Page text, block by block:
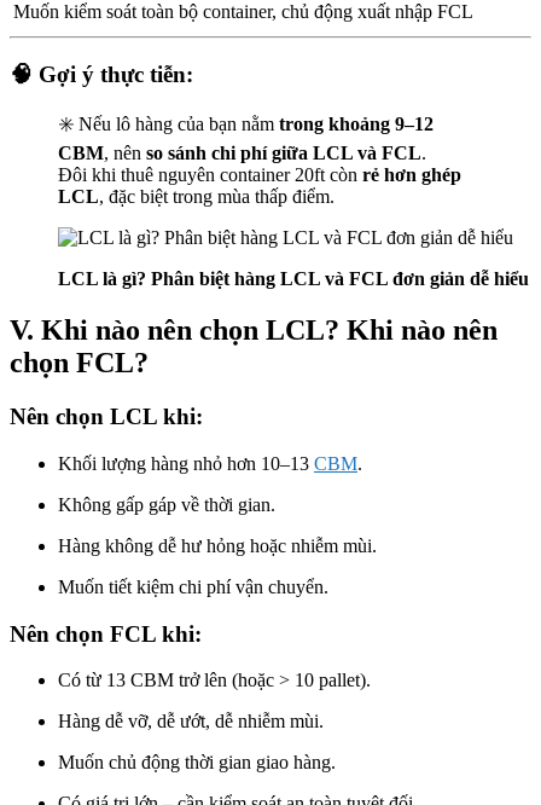
Muốn kiểm soát toàn bộ container, chủ động xuất nhập FCL
🧠 Gợi ý thực tiễn:
✳️ Nếu lô hàng của bạn nằm trong khoảng 9–12
CBM, nên so sánh chi phí giữa LCL và FCL.
Đôi khi thuê nguyên container 20ft còn rẻ hơn ghép
LCL, đặc biệt trong mùa thấp điểm.
LCL là gì? Phân biệt hàng LCL và FCL đơn giản dễ hiểu
V. Khi nào nên chọn LCL? Khi nào nên
chọn FCL?
Nên chọn LCL khi:
Khối lượng hàng nhỏ hơn 10–13 CBM.
Không gấp gáp về thời gian.
Hàng không dễ hư hỏng hoặc nhiễm mùi.
Muốn tiết kiệm chi phí vận chuyển.
Nên chọn FCL khi:
Có từ 13 CBM trở lên (hoặc > 10 pallet).
Hàng dễ vỡ, dễ ướt, dễ nhiễm mùi.
Muốn chủ động thời gian giao hàng.